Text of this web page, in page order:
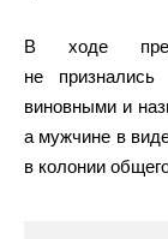
В ходе
не
виновными и
а мужчине в
в колонии